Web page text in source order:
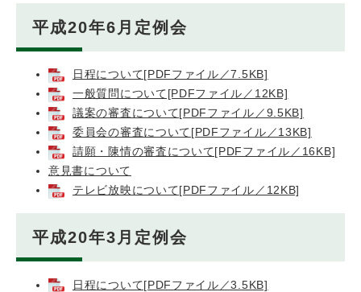
平成20年6月定例会
日程について[PDFファイル／7.5KB]
一般質問について[PDFファイル／12KB]
議案の審査について[PDFファイル／9.5KB]
委員会の審査について[PDFファイル／13KB]
請願・陳情の審査について[PDFファイル／16KB]
意見書について
テレビ放映について[PDFファイル／12KB]
平成20年3月定例会
日程について[PDFファイル／3.5KB]